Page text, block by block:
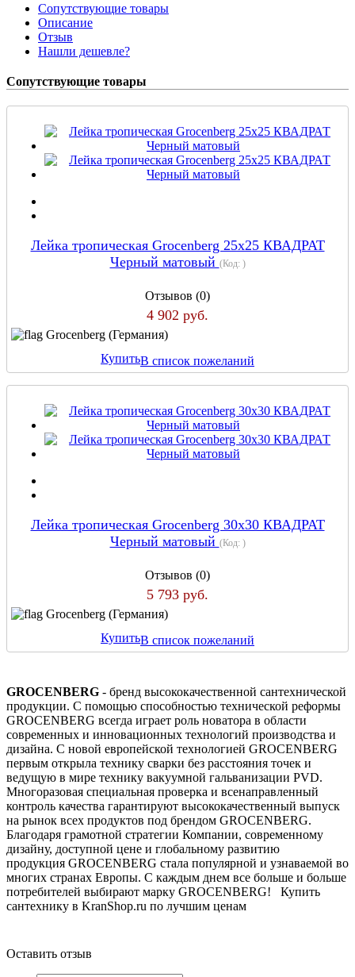
Сопутствующие товары
Описание
Отзыв
Нашли дешевле?
Сопутствующие товары
Лейка тропическая Grocenberg 25х25 КВАДРАТ
Черный матовый (Код: )
Отзывов (0)
4 902 руб.
Grocenberg (Германия)
КупитьВ список пожеланий
Лейка тропическая Grocenberg 30х30 КВАДРАТ
Черный матовый (Код: )
Отзывов (0)
5 793 руб.
Grocenberg (Германия)
КупитьВ список пожеланий
GROCENBERG - бренд высококачественной сантехнической
продукции. С помощью способностью технической реформы
GROCENBERG всегда играет роль новатора в области
современных и инновационных технологий производства и
дизайна. С новой европейской технологией GROCENBERG
первым открыла технику сварки без расстояния точек и
ведущую в мире технику вакуумной гальванизации PVD.
Многоразовая специальная проверка и всенаправленный
контроль качества гарантируют высококачественный выпуск
на рынок всех продуктов под брендом GROCENBERG.
Благодаря грамотной стратегии Компании, современному
дизайну, доступной цене и глобальному развитию
продукция GROCENBERG стала популярной и узнаваемой во
многих странах Европы. С каждым днем все больше и больше
потребителей выбирают марку GROCENBERG! Купить
сантехнику в KranShop.ru по лучшим ценам
Оставить отзыв